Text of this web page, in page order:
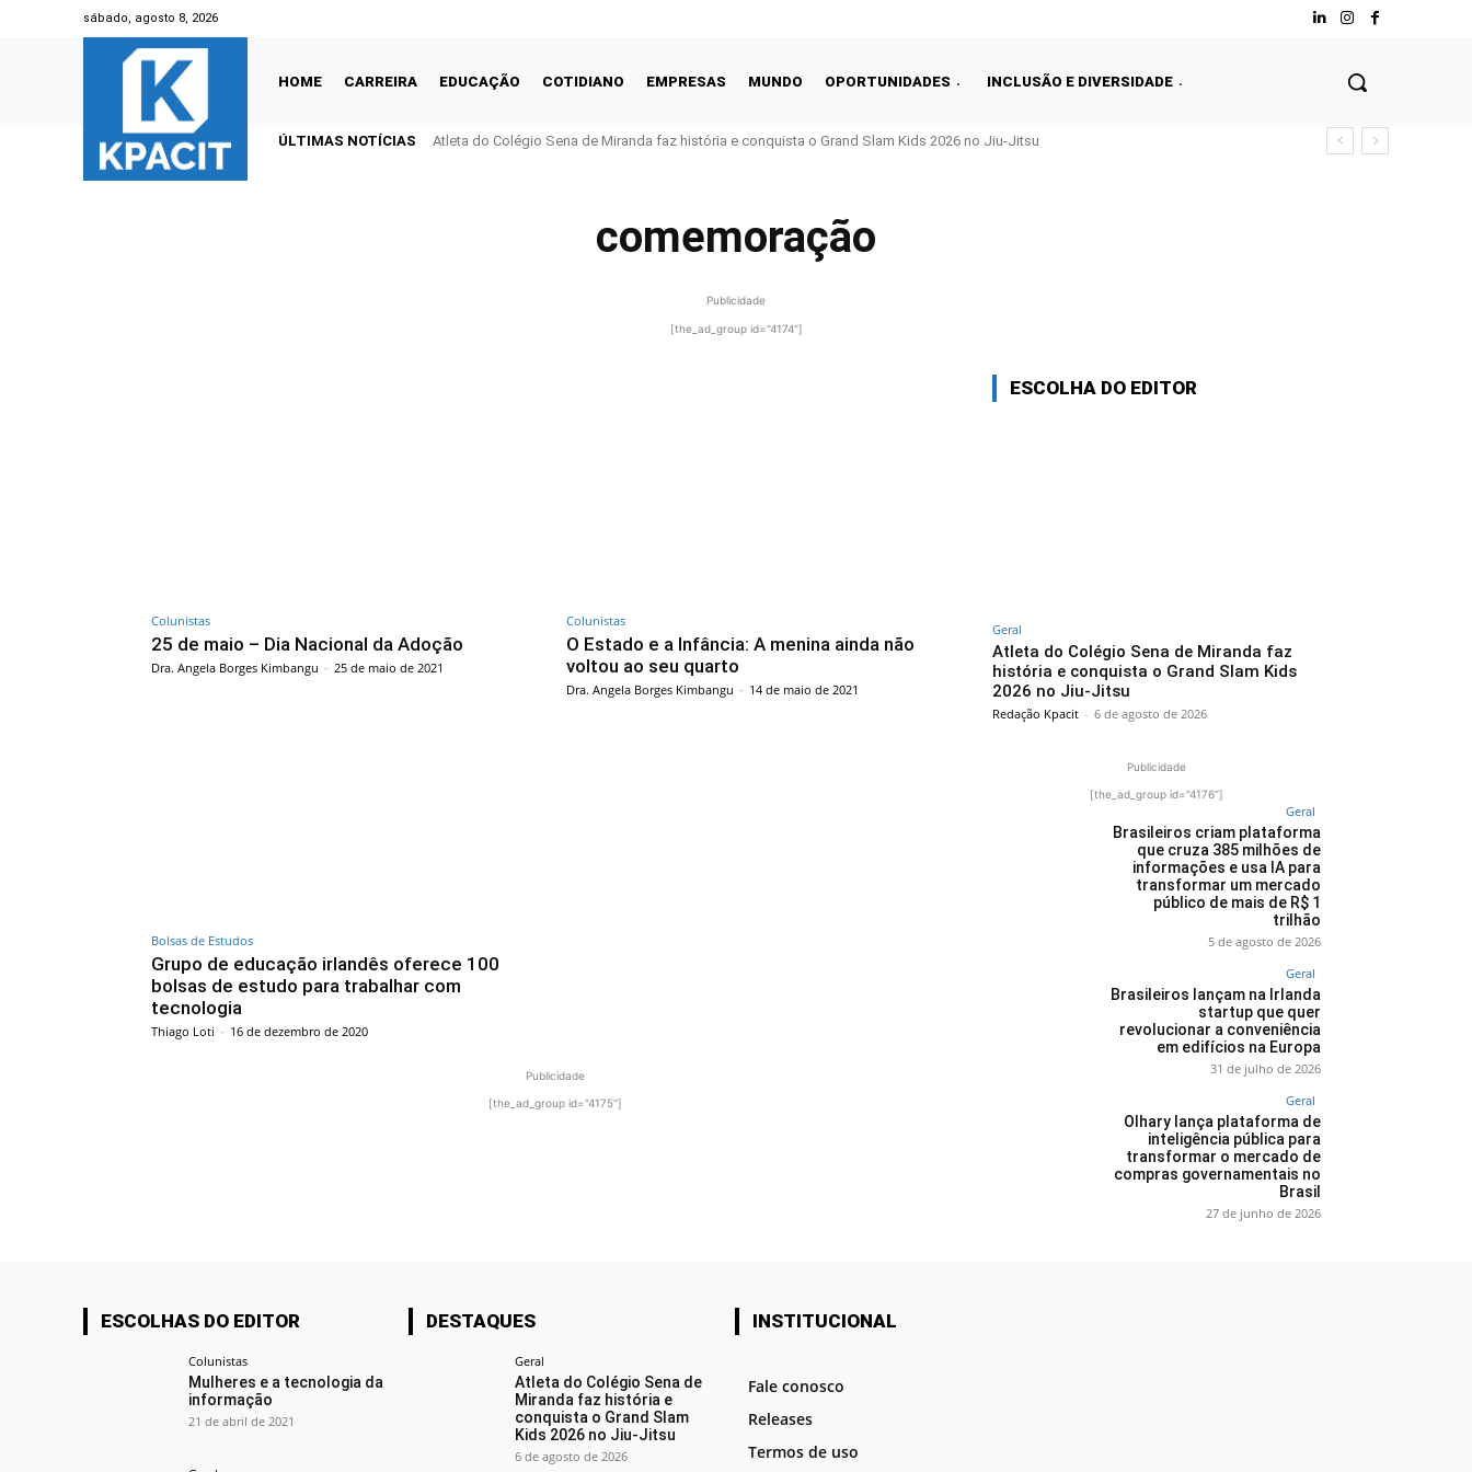
sábado, agosto 8, 2026
HOME CARREIRA EDUCAÇÃO COTIDIANO EMPRESAS MUNDO OPORTUNIDADES INCLUSÃO E DIVERSIDADE
ÚLTIMAS NOTÍCIAS Atleta do Colégio Sena de Miranda faz história e conquista o Grand Slam Kids 2026 no Jiu-Jitsu
comemoração
Publicidade
[the_ad_group id="4174"]
Colunistas
25 de maio – Dia Nacional da Adoção
Dra. Angela Borges Kimbangu - 25 de maio de 2021
Colunistas
O Estado e a Infância: A menina ainda não
voltou ao seu quarto
Dra. Angela Borges Kimbangu - 14 de maio de 2021
Bolsas de Estudos
Grupo de educação irlandês oferece 100
bolsas de estudo para trabalhar com
tecnologia
Thiago Loti - 16 de dezembro de 2020
Publicidade
[the_ad_group id="4175"]
ESCOLHA DO EDITOR
Geral
Atleta do Colégio Sena de Miranda faz
história e conquista o Grand Slam Kids
2026 no Jiu-Jitsu
Redação Kpacit - 6 de agosto de 2026
Publicidade
[the_ad_group id="4176"]
Geral
Brasileiros criam plataforma
que cruza 385 milhões de
informações e usa IA para
transformar um mercado
público de mais de R$ 1
trilhão
5 de agosto de 2026
Geral
Brasileiros lançam na Irlanda
startup que quer
revolucionar a conveniência
em edifícios na Europa
31 de julho de 2026
Geral
Olhary lança plataforma de
inteligência pública para
transformar o mercado de
compras governamentais no
Brasil
27 de junho de 2026
ESCOLHAS DO EDITOR
Colunistas
Mulheres e a tecnologia da
informação
21 de abril de 2021
DESTAQUES
Geral
Atleta do Colégio Sena de
Miranda faz história e
conquista o Grand Slam
Kids 2026 no Jiu-Jitsu
6 de agosto de 2026
INSTITUCIONAL
Fale conosco
Releases
Termos de uso